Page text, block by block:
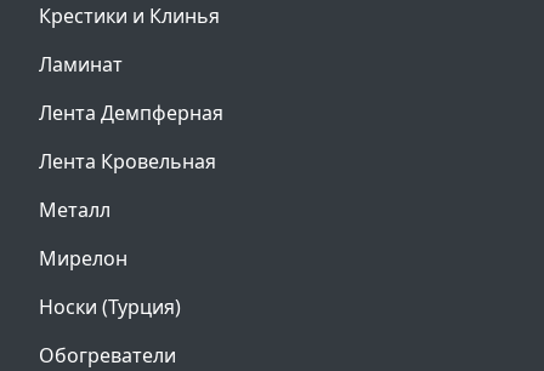
Крестики и Клинья
Ламинат
Лента Демпферная
Лента Кровельная
Металл
Мирелон
Носки (Турция)
Обогреватели